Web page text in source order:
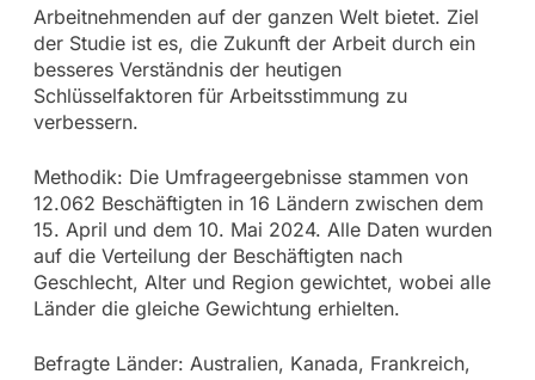
Arbeitnehmenden auf der ganzen Welt bietet. Ziel
der Studie ist es, die Zukunft der Arbeit durch ein
besseres Verständnis der heutigen
Schlüsselfaktoren für Arbeitsstimmung zu
verbessern.
Methodik: Die Umfrageergebnisse stammen von
12.062 Beschäftigten in 16 Ländern zwischen dem
15. April und dem 10. Mai 2024. Alle Daten wurden
auf die Verteilung der Beschäftigten nach
Geschlecht, Alter und Region gewichtet, wobei alle
Länder die gleiche Gewichtung erhielten.
Befragte Länder: Australien, Kanada, Frankreich,